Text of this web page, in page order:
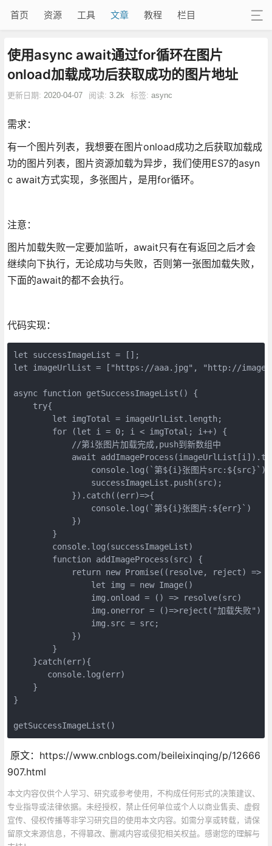
首页 资源 工具 文章 教程 栏目
使用async await通过for循环在图片
onload加载成功后获取成功的图片地址
更新日期: 2020-04-07 阅读: 3.2k 标签: async
需求：
有一个图片列表，我想要在图片onload成功之后获取加载成
功的图片列表，图片资源加载为异步，我们使用ES7的asyn
c await方式实现，多张图片，是用for循环。
注意：
图片加载失败一定要加监听，await只有在有返回之后才会
继续向下执行，无论成功与失败，否则第一张图加载失败，
下面的await的都不会执行。
代码实现：
let successImageList = [];
let imageUrlList = ["https://aaa.jpg", "http://
async function getSuccessImageList() {
    try{
        let imgTotal = imageUrlList.length;
        for (let i = 0; i < imgTotal; i++) {
            //第i张图片加载完成,push到新数组中
await
                console.log(`第${i}张图片src:${src}`)
                successImageList.push(src);
            }).catch((err)=>{
                console.log(`第${i}张图片:${err}`)
            })
        }
        console.log(successImageList)
        function addImageProcess(src) {
            return new Promise((resolve, reject) => {
                let img = new Image()
                img.onload = () => resolve(src)
                img.onerror = ()=>reject("加载失败")
                img.src = src;
            })
        }
    }catch(err){
       console.log(err)
    }
}
getSuccessImageList()
原文：https://www.cnblogs.com/beileixinqing/p/12666
907.html
本文内容仅供个人学习、研究或参考使用，不构成任何形式的决策建议、
专业指导或法律依据。未经授权，禁止任何单位或个人以商业售卖、虚假
宣传、侵权传播等非学习研究目的使用本文内容。如需分享或转载，请保
留原文来源信息，不得篡改、删减内容或侵犯相关权益。感谢您的理解与